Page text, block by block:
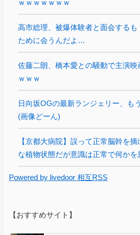
ｗｗｗｗｗｗｗ
高市総理、被爆体験者と面会する
ために会うんだよ…
佐藤二朗、橋本愛との騒動で主演映
ｗｗｗ
日向坂OGの最新ランジェリー、も
(画像どーん)
【京都大病院】誤って正常脳幹を
な植物状態だが意識は正常で何か
Powered by livedoor 相互RSS
【おすすめサイト】